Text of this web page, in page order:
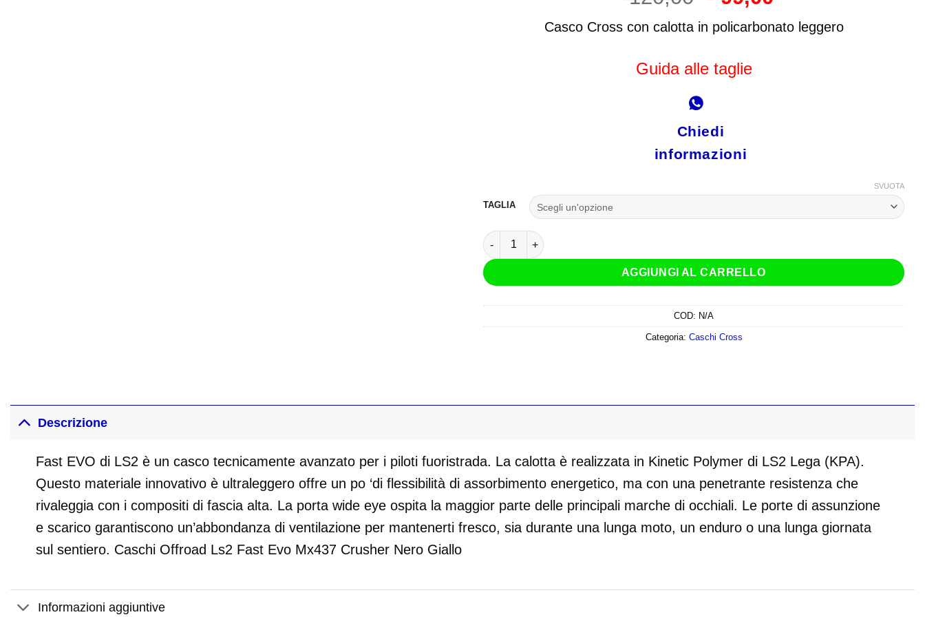
prezzo
originale
€ 120,00.
attuale
Casco Cross con calotta in policarbonato leggero
Guida alle taglie
Chiedi
informazioni
TAGLIA
SVUOTA
Casco Cross LS2 MX437 Fast Evo Roar Giallo Nero quantità
AGGIUNGI AL CARRELLO
COD: N/A
Categoria: Caschi Cross
Descrizione
Fast EVO di LS2 è un casco tecnicamente avanzato per i piloti fuoristrada. La calotta è realizzata in Kinetic Polymer di LS2 Lega (KPA).
Questo materiale innovativo è ultraleggero offre un po ‘di flessibilità di assorbimento energetico, ma con una penetrante resistenza che
rivaleggia con i compositi di fascia alta. La porta wide eye ospita la maggior parte delle principali marche di occhiali. Le porte di assunzione
e scarico garantiscono un’abbondanza di ventilazione per mantenerti fresco, sia durante una lunga moto, un enduro o una lunga giornata
sul sentiero. Caschi Offroad Ls2 Fast Evo Mx437 Crusher Nero Giallo
Informazioni aggiuntive